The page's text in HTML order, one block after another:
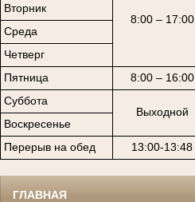
8:00 – 17:00
Вторник
Среда
Четверг
Пятница
8:00 – 16:00
Суббота
Выходной
Воскресенье
Перерыв на обед
13:00-13:48
ГЛАВНАЯ